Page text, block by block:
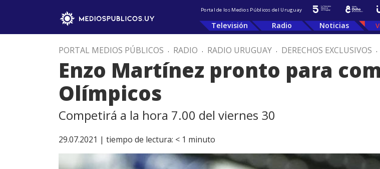
Portal de los Medios Públicos del Uruguay
Televisión Radio Noticias
PORTAL MEDIOS PÚBLICOS . RADIO . RADIO URUGUAY . DERECHOS EXCLUSIVOS .
Enzo Martínez pronto para
Olímpicos
Competirá a la hora 7.00 del viernes 30
29.07.2021 | tiempo de lectura: < 1 minuto